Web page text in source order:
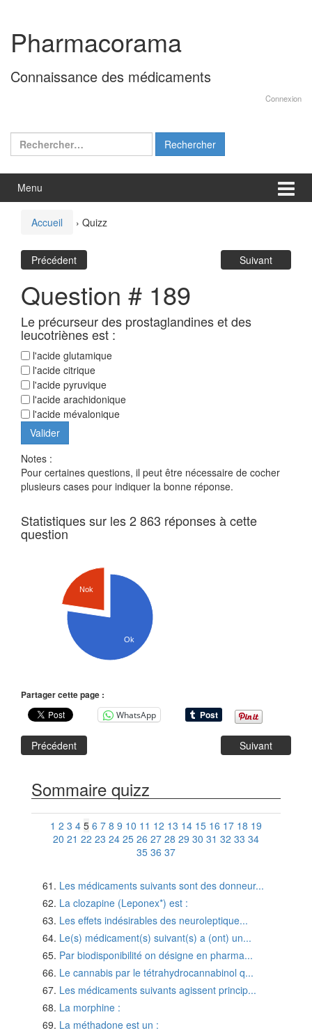
contenu
menu
principal
Pharmacorama
Connaissance des médicaments
Connexion
Rechercher :
Menu
Accueil › Quizz
Précédent Suivant
Question # 189
Le précurseur des prostaglandines et des
leucotriènes est :
l'acide glutamique
l'acide citrique
l'acide pyruvique
l'acide arachidonique
l'acide mévalonique
Notes :
Pour certaines questions, il peut être nécessaire de cocher
plusieurs cases pour indiquer la bonne réponse.
Statistiques sur les 2 863 réponses à cette
question
Nok
Ok
Partager cette page :
WhatsApp
Précédent Suivant
Sommaire quizz
1 2 3 4 5 6 7 8 9 10 11 12 13 14 15 16 17 18 19
20 21 22 23 24 25 26 27 28 29 30 31 32 33 34
35 36 37
Les médicaments suivants sont des donneur...
La clozapine (Leponex*) est :
Les effets indésirables des neuroleptique...
Le(s) médicament(s) suivant(s) a (ont) un...
Par biodisponibilité on désigne en pharma...
Le cannabis par le tétrahydrocannabinol q...
Les médicaments suivants agissent princip...
La morphine :
La méthadone est un :